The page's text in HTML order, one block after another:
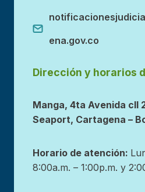
ena.gov.co
Dirección y horarios
Manga, 4ta Avenida cll
Seaport, Cartagena –
Horario de atención:
8:00a.m. – 1:00p.m. y